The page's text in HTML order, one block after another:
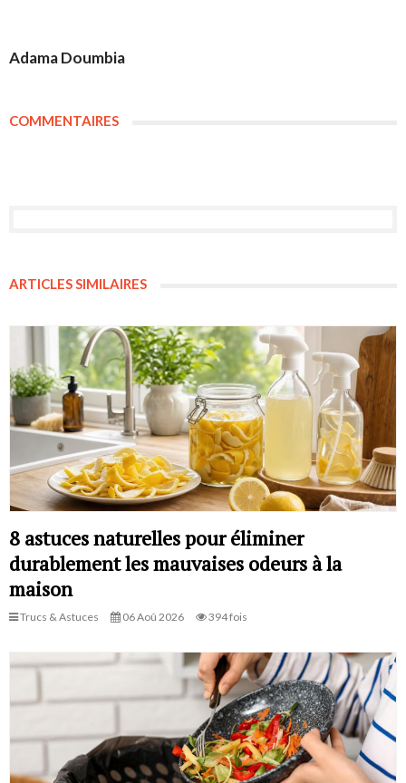
Adama Doumbia
COMMENTAIRES
ARTICLES SIMILAIRES
8 astuces naturelles pour éliminer
durablement les mauvaises odeurs à la
maison
Trucs & Astuces 06 Aoû 2026 394 fois